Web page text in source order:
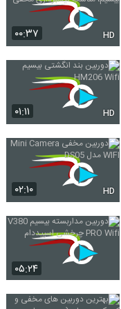
۰۰:۳۷ HD
۰۱:۱۱ HD
۰۲:۱۰ HD
۰۵:۲۴